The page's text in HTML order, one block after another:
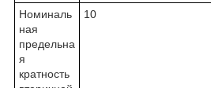
Номиналь
ная
предельна
я
кратность
10